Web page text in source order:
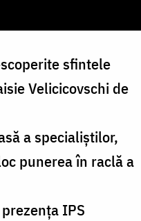
sfintele
Velicicovschi de
a specialiștilor,
punerea în raclă a
IPS